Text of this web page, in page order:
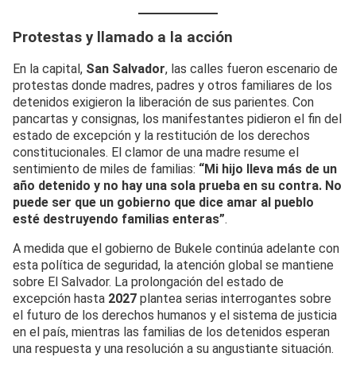
Protestas y llamado a la acción
En la capital, San Salvador, las calles fueron escenario de
protestas donde madres, padres y otros familiares de los
detenidos exigieron la liberación de sus parientes. Con
pancartas y consignas, los manifestantes pidieron el fin del
estado de excepción y la restitución de los derechos
constitucionales. El clamor de una madre resume el
sentimiento de miles de familias: “Mi hijo lleva más de un
año detenido y no hay una sola prueba en su contra. No
puede ser que un gobierno que dice amar al pueblo
esté destruyendo familias enteras”.
A medida que el gobierno de Bukele continúa adelante con
esta política de seguridad, la atención global se mantiene
sobre El Salvador. La prolongación del estado de
excepción hasta 2027 plantea serias interrogantes sobre
el futuro de los derechos humanos y el sistema de justicia
en el país, mientras las familias de los detenidos esperan
una respuesta y una resolución a su angustiante situación.